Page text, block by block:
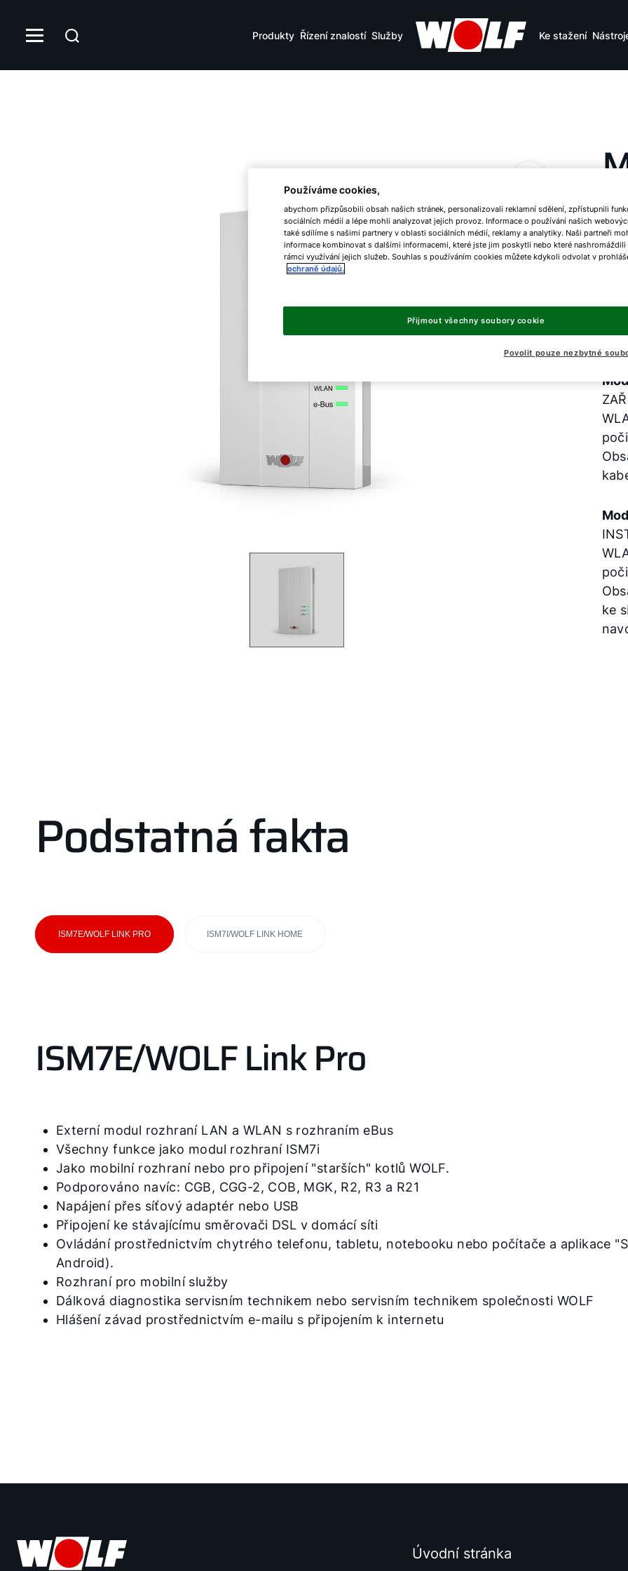
Produkty Řízení znalostí Služby Ke stažení
ke
Podstatná fakta
ISM7E/WOLF LINK PRO ISM7I/WOLF LINK HOME
ISM7E/WOLF Link Pro
Externí modul rozhraní LAN a WLAN s rozhraním eBus
Všechny funkce jako modul rozhraní ISM7i
Jako mobilní rozhraní nebo pro připojení "starších" kotlů WOLF.
Podporováno navíc: CGB, CGG-2, COB, MGK, R2, R3 a R21
Napájení přes síťový adaptér nebo USB
Připojení ke stávajícímu směrovači DSL v domácí síti
Ovládání prostřednictvím chytrého telefonu, tabletu, notebooku nebo počítače a aplikace
Android).
Rozhraní pro mobilní služby
Dálková diagnostika servisním technikem nebo servisním technikem společnosti WOLF
Hlášení závad prostřednictvím e-mailu s připojením k internetu
Úvodní stránka
Používáme cookies,
abychom přizpůsobili obsah našich stránek, personalizovali reklamní sdělení, zpřístupnili
sociálních médií a lépe mohli analyzovat jejich provoz. Informace o používání našich
také sdílíme s našimi partnery v oblasti sociálních médií, reklamy a analytiky. Naši partneři
informace kombinovat s dalšími informacemi, které jste jim poskytli nebo které nashromáždili
rámci využívání jejich služeb. Souhlas s používáním cookies můžete kdykoli odvolat v
ochraně údajů.
Povolit pouze nezbytné
Přijmout všechny soubory cookie